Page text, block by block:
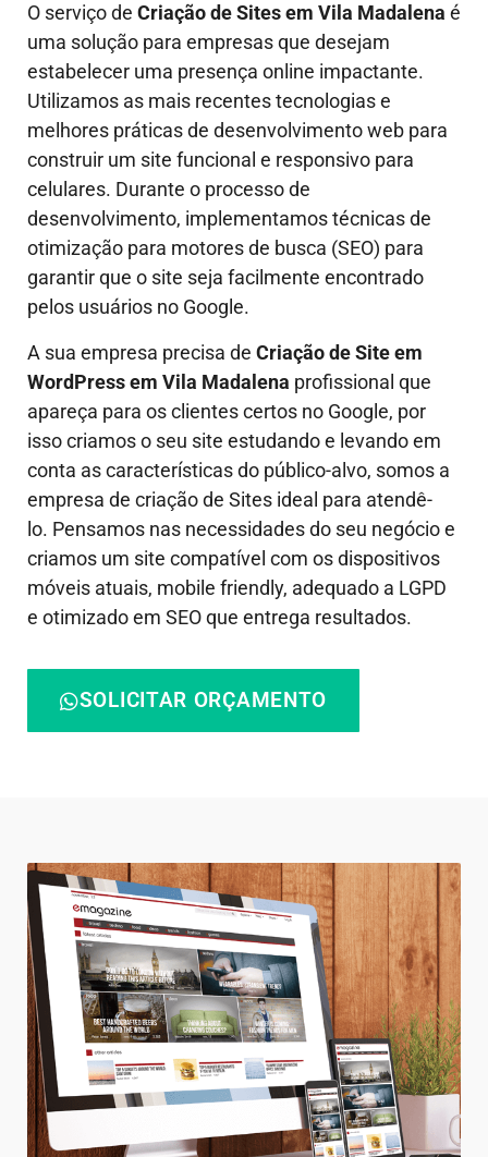
O serviço de Criação de Sites em Vila Madalena é
uma solução para empresas que desejam
estabelecer uma presença online impactante.
Utilizamos as mais recentes tecnologias e
melhores práticas de desenvolvimento web para
construir um site funcional e responsivo para
celulares. Durante o processo de
desenvolvimento, implementamos técnicas de
otimização para motores de busca (SEO) para
garantir que o site seja facilmente encontrado
pelos usuários no Google.
A sua empresa precisa de Criação de Site em
WordPress em Vila Madalena profissional que
apareça para os clientes certos no Google, por
isso criamos o seu site estudando e levando em
conta as características do público-alvo, somos a
empresa de criação de Sites ideal para atendê-
lo. Pensamos nas necessidades do seu negócio e
criamos um site compatível com os dispositivos
móveis atuais, mobile friendly, adequado a LGPD
e otimizado em SEO que entrega resultados.
SOLICITAR ORÇAMENTO